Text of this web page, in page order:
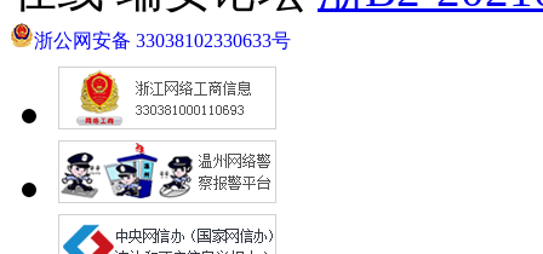
浙公网安备 33038102330633号